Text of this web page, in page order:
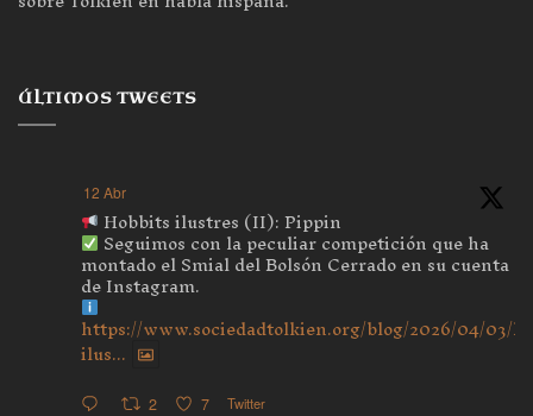
ÚLTIMOS TWEETS
12 Abr
Hobbits ilustres (II): Pippin
Seguimos con la peculiar competición que ha
montado el Smial del Bolsón Cerrado en su cuenta
de Instagram.
https://www.sociedadtolkien.org/blog/2026/04/03/
ilus...
2 7 Twitter